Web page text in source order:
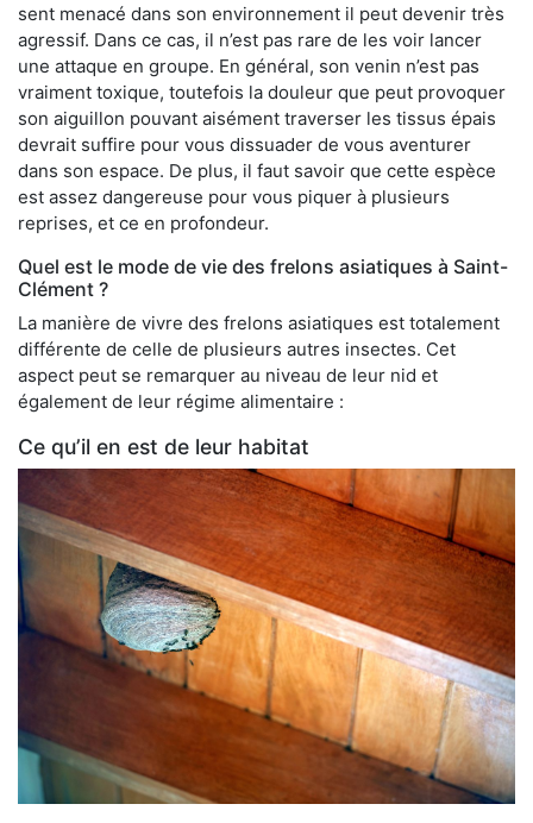
sent menacé dans son environnement il peut devenir très
agressif. Dans ce cas, il n’est pas rare de les voir lancer
une attaque en groupe. En général, son venin n’est pas
vraiment toxique, toutefois la douleur que peut provoquer
son aiguillon pouvant aisément traverser les tissus épais
devrait suffire pour vous dissuader de vous aventurer
dans son espace. De plus, il faut savoir que cette espèce
est assez dangereuse pour vous piquer à plusieurs
reprises, et ce en profondeur.
Quel est le mode de vie des frelons asiatiques à Saint-
Clément ?
La manière de vivre des frelons asiatiques est totalement
différente de celle de plusieurs autres insectes. Cet
aspect peut se remarquer au niveau de leur nid et
également de leur régime alimentaire :
Ce qu’il en est de leur habitat